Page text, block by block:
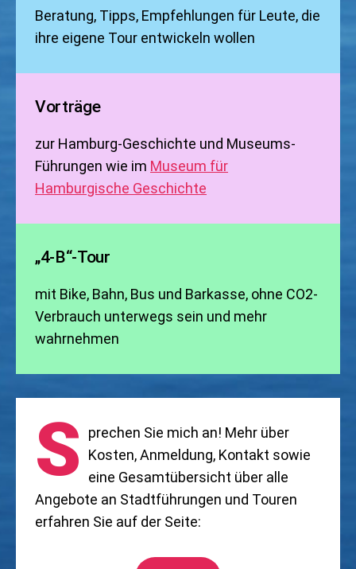
Beratung, Tipps, Empfehlungen für Leute, die
ihre eigene Tour entwickeln wollen
Vorträge
zur Hamburg-Geschichte und Museums-
Führungen wie im Museum für
Hamburgische Geschichte
„4-B“-Tour
mit Bike, Bahn, Bus und Barkasse, ohne CO2-
Verbrauch unterwegs sein und mehr
wahrnehmen
S
prechen Sie mich an! Mehr über
Kosten, Anmeldung, Kontakt sowie
eine Gesamtübersicht über alle
Angebote an Stadtführungen und Touren
erfahren Sie auf der Seite: